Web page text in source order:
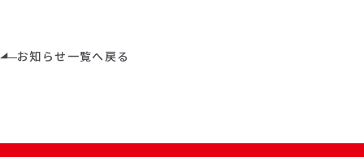
お知らせ一覧へ戻る